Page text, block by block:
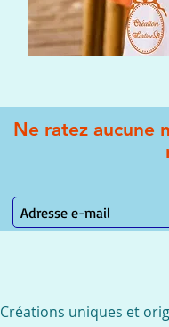
Ne ratez aucune
Créations uniques et